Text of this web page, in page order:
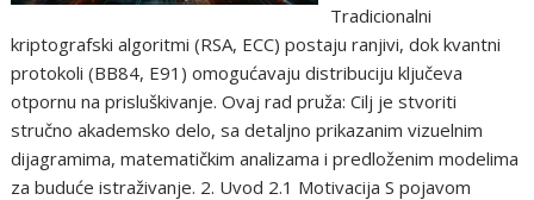
Tradicionalni
kriptografski algoritmi (RSA, ECC) postaju ranjivi, dok kvantni
protokoli (BB84, E91) omogućavaju distribuciju ključeva
otpornu na prisluškivanje. Ovaj rad pruža: Cilj je stvoriti
stručno akademsko delo, sa detaljno prikazanim vizuelnim
dijagramima, matematičkim analizama i predloženim modelima
za buduće istraživanje. 2. Uvod 2.1 Motivacija S pojavom